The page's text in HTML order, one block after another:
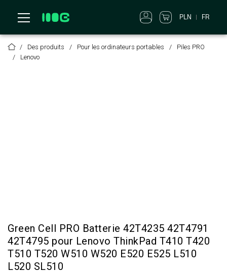
PLN FR
Des produits Pour les ordinateurs portables
Piles PRO
Lenovo
Green Cell PRO Batterie 42T4235 42T4791
42T4795 pour Lenovo ThinkPad T410 T420
T510 T520 W510 W520 E520 E525 L510
L520 SL510